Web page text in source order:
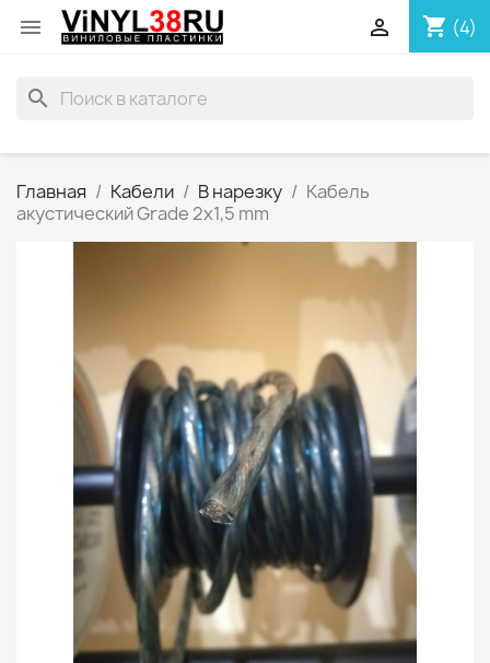
 shopping_cart (4)

search
Главная Кабели В нарезку
Кабель
акустический Grade 2x1,5 mm